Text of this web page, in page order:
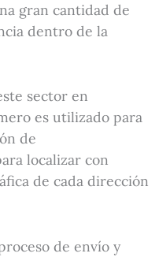
gran cantidad de
dentro de la
sector en
es utilizado para
de
localizar con
de cada dirección
de envío y